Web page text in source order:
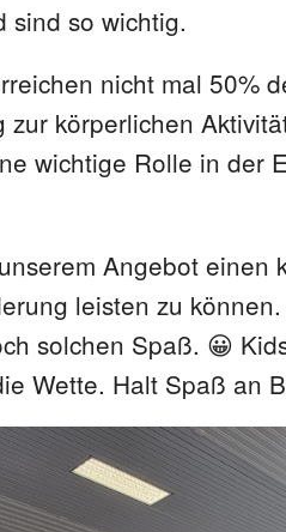
sind so wichtig.
nicht mal 50%
zur körperlichen
wichtige Rolle in der
Angebot einen
leisten zu
solchen Spaß. 😀
Wette. Halt Spaß an